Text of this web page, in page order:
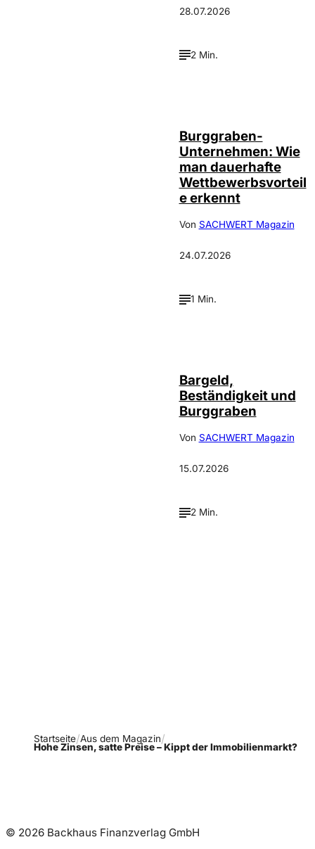
28.07.2026
2 Min.
Burggraben-
Unternehmen: Wie
man dauerhafte
Wettbewerbsvorteil
e erkennt
Von SACHWERT Magazin
24.07.2026
1 Min.
Bargeld,
Beständigkeit und
Burggraben
Von SACHWERT Magazin
15.07.2026
2 Min.
Startseite Aus dem Magazin
Hohe Zinsen, satte Preise – Kippt der Immobilienmarkt?
© 2026 Backhaus Finanzverlag GmbH